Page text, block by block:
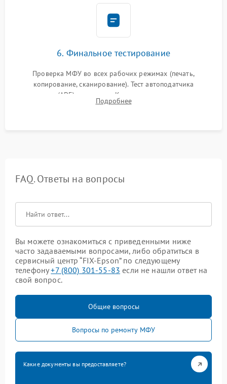
6. Финальное тестирование
Проверка МФУ во всех рабочих режимах (печать,
копирование, сканирование). Тест автоподатчика
документов (ADF) и дуплекса. Контроль качества отпечатка
на отсутствие серого фона, полос и надежность запекания
Подробнее
FAQ. Ответы на вопросы
Вы можете ознакомиться с приведенными ниже
часто задаваемыми вопросами, либо обратиться в
сервисный центр “FIX-Epson” по следующему
телефону+7 (800) 301-55-83 если не нашли ответ на
свой вопрос.
Общие вопросы
Вопросы по ремонту МФУ
Какие документы вы предоставляете?